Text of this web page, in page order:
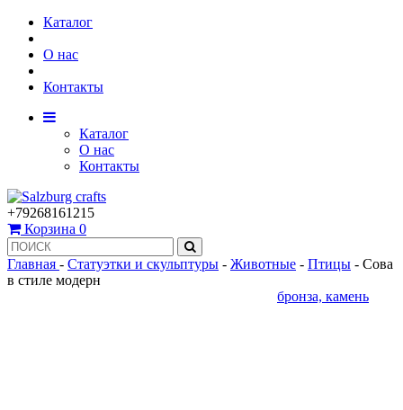
Каталог
О нас
Контакты
Каталог
О нас
Контакты
+79268161215
Корзина 0
Главная - Статуэтки и скульптуры - Животные - Птицы - Сова
в стиле модерн
бронза, камень